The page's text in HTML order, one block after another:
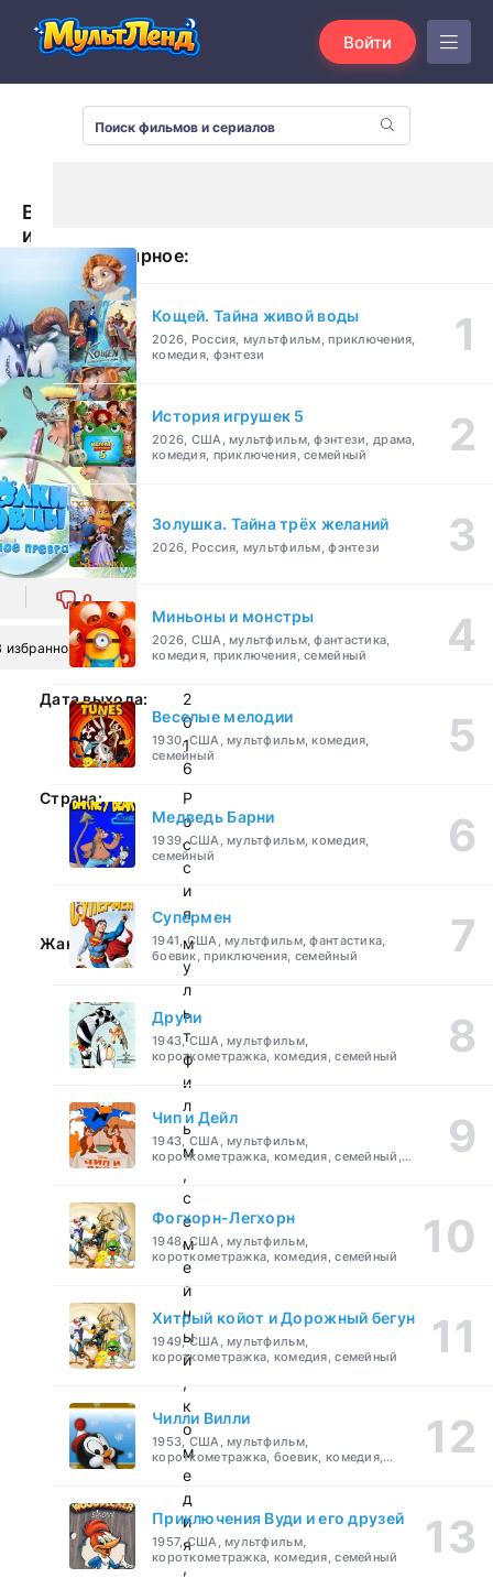
Войти
Волки
и
бе-
е-
е-
зумное
превращение
(2016)
0
избранное
Дата выхода:
2
0
1
6
Страна:
Р
о
с
с
и
я
Жанр:
м
у
л
ь
т
ф
и
л
ь
м
,
с
е
м
е
й
н
ы
й
,
к
о
м
е
д
и
я
,
Популярное:
Кощей. Тайна живой воды
2026, Россия, мультфильм, приключения,
комедия, фэнтези
История игрушек 5
2026, США, мультфильм, фэнтези, драма,
комедия, приключения, семейный
Золушка. Тайна трёх желаний
2026, Россия, мультфильм, фэнтези
Миньоны и монстры
2026, США, мультфильм, фантастика,
комедия, приключения, семейный
Веселые мелодии
1930, США, мультфильм, комедия,
семейный
Медведь Барни
1939, США, мультфильм, комедия,
семейный
Супермен
1941, США, мультфильм, фантастика,
боевик, приключения, семейный
Друпи
1943, США, мультфильм,
короткометражка, комедия, семейный
Чип и Дейл
1943, США, мультфильм,
короткометражка, комедия, семейный,
Фогхорн-Легхорн
1948, США, мультфильм,
короткометражка, комедия, семейный
Хитрый койот и Дорожный бегун
1949, США, мультфильм,
короткометражка, комедия, семейный
Чилли Вилли
1953, США, мультфильм,
короткометражка, боевик, комедия,
приключения, семейный
Приключения Вуди и его друзей
1957, США, мультфильм,
короткометражка, комедия, семейный